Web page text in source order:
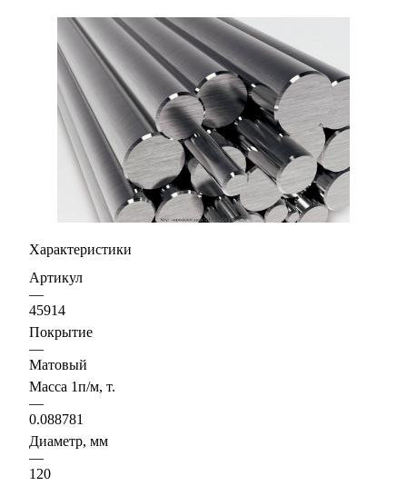
Характеристики
Артикул
—
45914
Покрытие
—
Матовый
Масса 1п/м, т.
—
0.088781
Диаметр, мм
—
120